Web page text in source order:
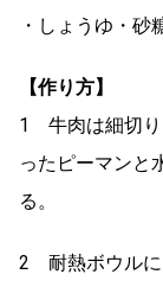
・しょうゆ・砂
【作り方】
1 牛肉は細切り
ったピーマンと
る。
2 耐熱ボウルに